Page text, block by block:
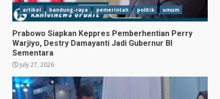
artikel bandung-raya pemerintah politik umum
Prabowo Siapkan Keppres Pemberhentian Perry
Warjiyo, Destry Damayanti Jadi Gubernur BI
Sementara
July 27, 2026